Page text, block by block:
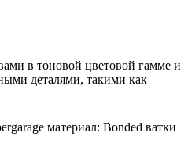
в тоновой цветовой гамме и
деталями, такими как
материал: Bonded ватки